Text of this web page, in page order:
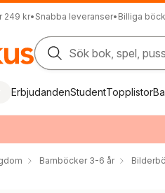
249 kr• Snabba leveranser• Billiga
Sök bok, spel,
ErbjudandenStudentTopplistor
Barnböcker 3-6 år